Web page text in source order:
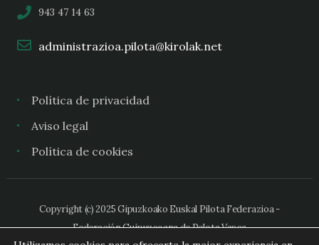
943 47 14 63
administrazioa.pilota@kirolak.net
Política de privacidad
Aviso legal
Política de cookies
Copyright (c) 2025 Gipuzkoako Euskal Pilota Federazioa -
Federación Guipuzcoana de Pelota Vasca